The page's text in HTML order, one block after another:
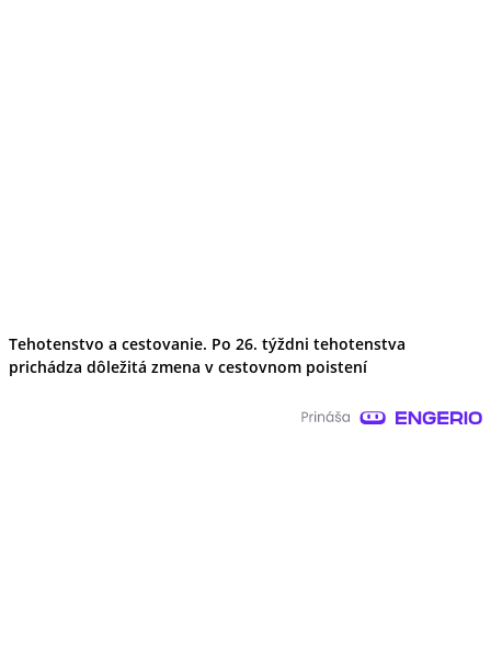
Tehotenstvo a cestovanie. Po 26. týždni tehotenstva
prichádza dôležitá zmena v cestovnom poistení